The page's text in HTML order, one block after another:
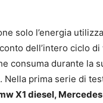
solo l’energia
dell’intero ciclo
consuma durante la
prima serie di
X1 diesel,